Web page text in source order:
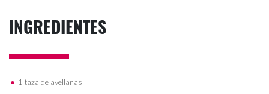
INGREDIENTES
1 taza de avellanas